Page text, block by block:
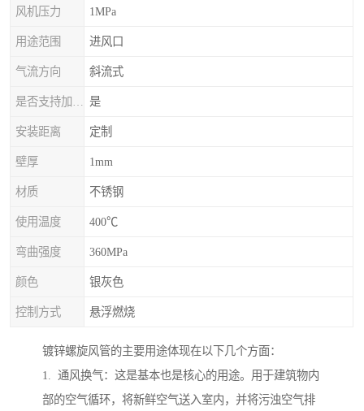
风机压力 1MPa
用途范围 进风口
气流方向 斜流式
是
安装距离 定制
壁厚 1mm
材质 不锈钢
使用温度 400℃
弯曲强度 360MPa
颜色 银灰色
控制方式 悬浮燃烧
镀锌螺旋风管的主要用途体现在以下几个方面：
1. 通风换气：这是基本也是核心的用途。用于建筑物内
部的空气循环，将新鲜空气送入室内，并将污浊空气排